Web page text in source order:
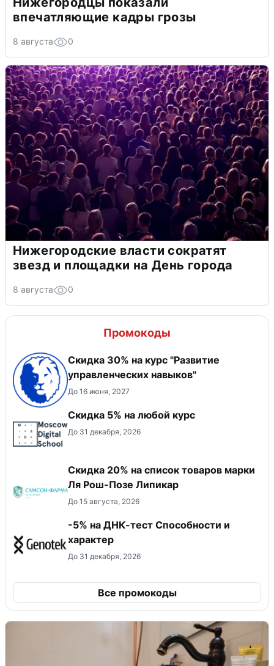
впечатляющие кадры грозы
8 августа 0
Нижегородские власти сократят
звезд и площадки на День города
8 августа 0
Промокоды
Скидка 30% на курс "Развитие
управленческих навыков"
До 16 июня, 2027
Скидка 5% на любой курс
До 31 декабря, 2026
Скидка 20% на список товаров марки
Ля Рош-Позе Липикар
До 15 августа, 2026
-5% на ДНК-тест Способности и
характер
До 31 декабря, 2026
Все промокоды